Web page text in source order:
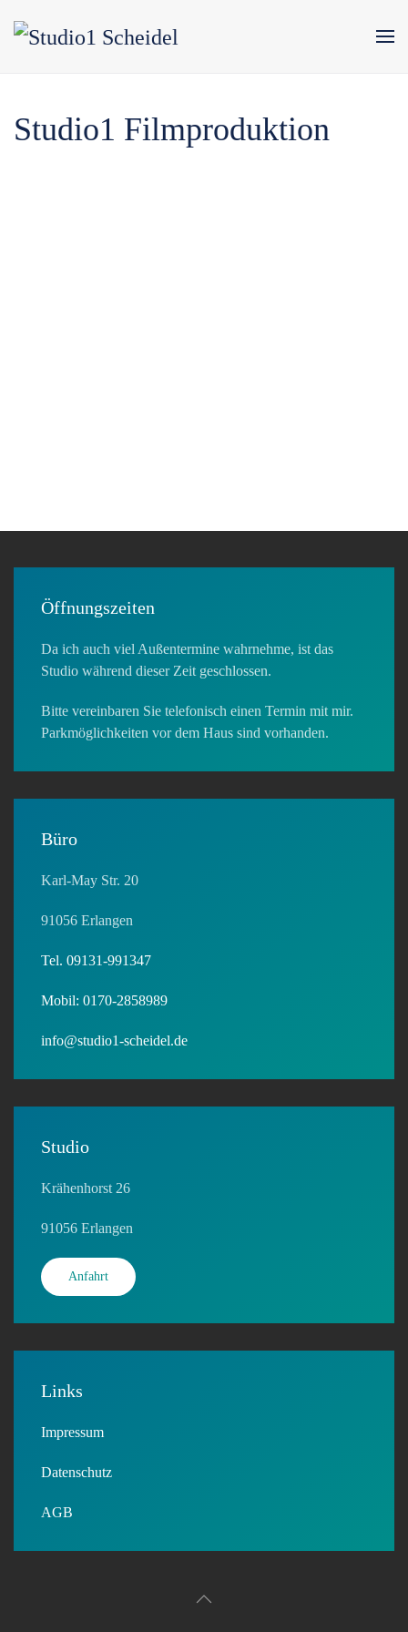
Studio1 Filmproduktion
Öffnungszeiten
Da ich auch viel Außentermine wahrnehme, ist das
Studio während dieser Zeit geschlossen.
Bitte vereinbaren Sie telefonisch einen Termin mit mir.
Parkmöglichkeiten vor dem Haus sind vorhanden.
Büro
Karl-May Str. 20
91056 Erlangen
Tel. 09131-991347
Mobil: 0170-2858989
info@studio1-scheidel.de
Studio
Krähenhorst 26
91056 Erlangen
Anfahrt
Links
Impressum
Datenschutz
AGB